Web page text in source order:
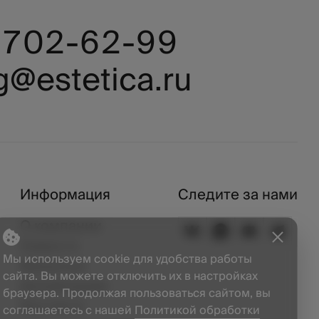
62-99
Информация
Вакансии
Дизайнерам
Контакты
Следите за нами
Мы используем cookie для удобства работы
сайта. Вы можете отключить их в настройках
браузера. Продолжая пользоваться сайтом, вы
соглашаетесь с нашей Политикой обработки